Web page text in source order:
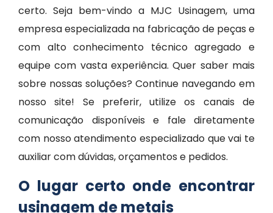
certo. Seja bem-vindo a MJC Usinagem, uma
empresa especializada na fabricação de peças e
com alto conhecimento técnico agregado e
equipe com vasta experiência. Quer saber mais
sobre nossas soluções? Continue navegando em
nosso site! Se preferir, utilize os canais de
comunicação disponíveis e fale diretamente
com nosso atendimento especializado que vai te
auxiliar com dúvidas, orçamentos e pedidos.
O lugar certo onde encontrar
usinagem de metais